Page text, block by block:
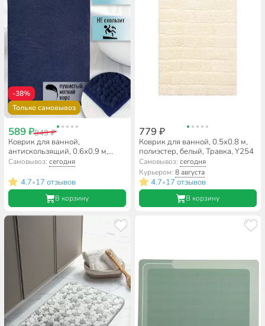
-38%
Только самовывоз
589 ₽949 ₽
Коврик для ванной,
антискользящий, 0.6х0.9 м,
полиэстер, темная морская
волна, Макарон, Y3-671
Самовывоз:сегодня
4.7•17 отзывов
В корзину
779 ₽
Коврик для ванной, 0.5х0.8 м,
полиэстер, белый, Травка, Y254
Самовывоз: сегодня
Курьером: 8 августа
4.7•17 отзывов
В корзину